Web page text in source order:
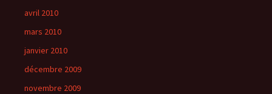
avril 2010
mars 2010
janvier 2010
décembre 2009
novembre 2009